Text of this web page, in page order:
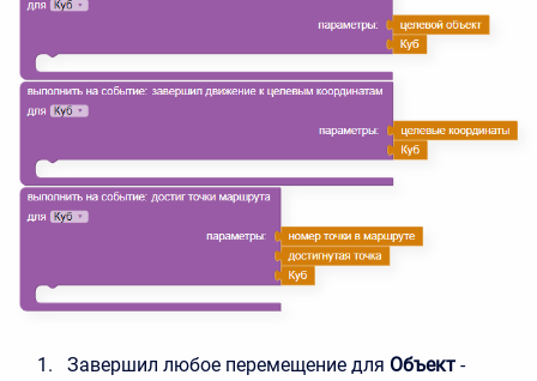
Завершил любое перемещение для Объект -